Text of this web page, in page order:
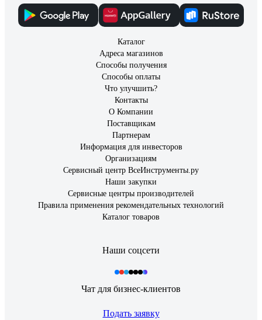
Каталог
Адреса магазинов
Способы получения
Способы оплаты
Что улучшить?
Контакты
О Компании
Поставщикам
Партнерам
Информация для инвесторов
Организациям
Сервисный центр ВсеИнструменты.ру
Наши закупки
Сервисные центры производителей
Правила применения рекомендательных технологий
Каталог товаров
Наши соцсети
Чат для бизнес-клиентов
Подать заявку